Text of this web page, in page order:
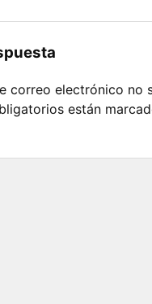
correo electrónico no
están